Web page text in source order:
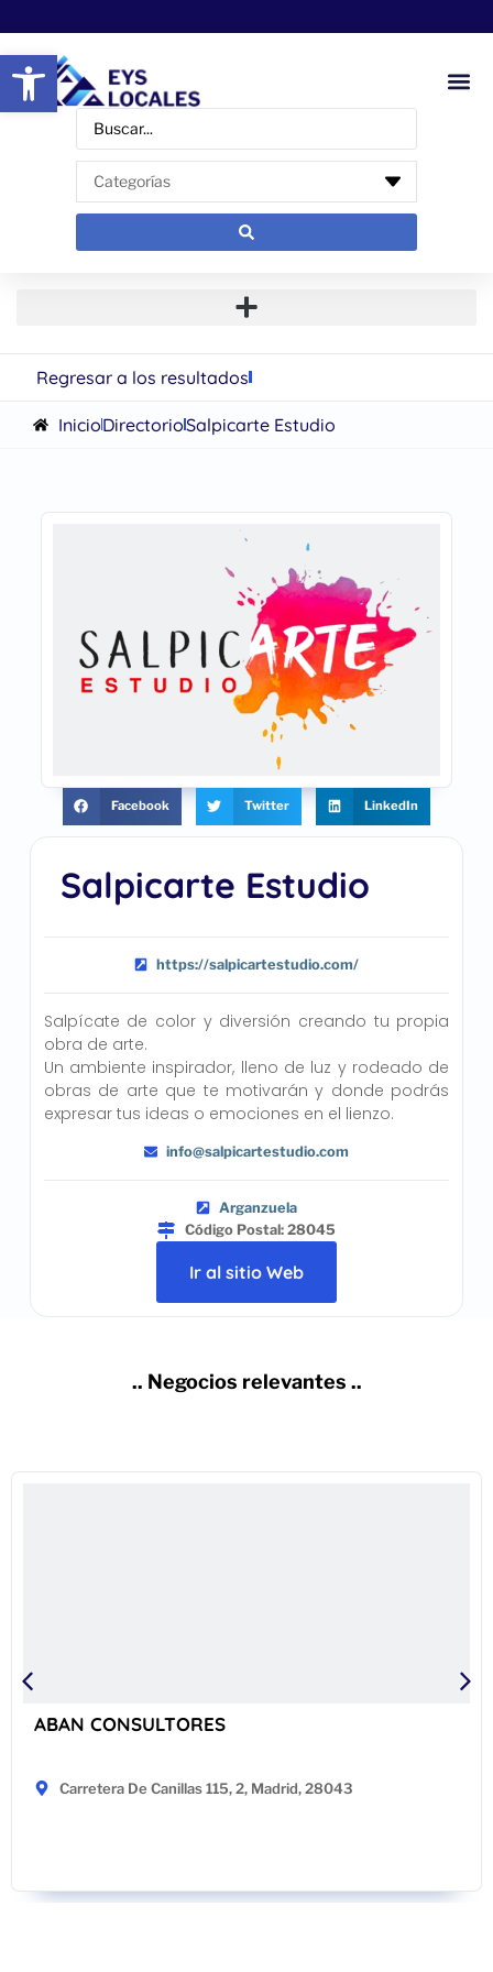
Abrir barra de herramientas
Regresar a los resultados
InicioDirectorioSalpicarte Estudio
Salpicarte Estudio
https://salpicartestudio.com/
Salpícate de color y diversión creando tu propia
obra de arte.
Un ambiente inspirador, lleno de luz y rodeado de
obras de arte que te motivarán y donde podrás
expresar tus ideas o emociones en el lienzo.
info@salpicartestudio.com
Arganzuela
Código Postal: 28045
Ir al sitio Web
Facebook Twitter LinkedIn
.. Negocios relevantes ..
ABAN CONSULTORES
Carretera De Canillas 115, 2, Madrid, 28043